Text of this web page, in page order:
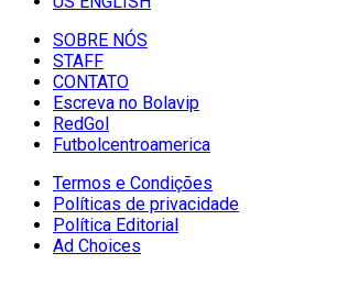
SOBRE NÓS
STAFF
CONTATO
Escreva no Bolavip
RedGol
Futbolcentroamerica
Termos e Condições
Políticas de privacidade
Política Editorial
Ad Choices